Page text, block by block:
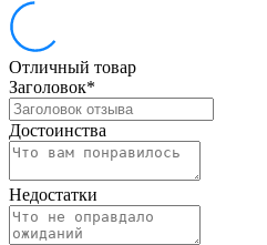
Отличный товар
Заголовок*
Достоинства
Недостатки